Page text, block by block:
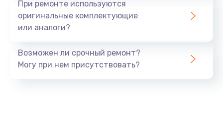
При ремонте используются
оригинальные комплектующие
или аналоги?
Возможен ли срочный ремонт?
Могу при нем присутствовать?